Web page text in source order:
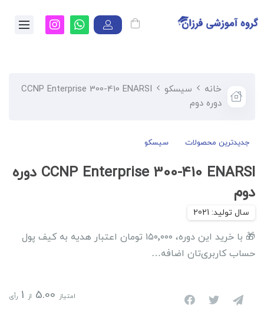
خانه سیسکو
CCNP Enterprise 300-410 ENARSI
دوره دوم
جدیدترین محصولات سیسکو
CCNP Enterprise 300-410 ENARSI دوره
دوم
🎁 با خرید این دوره، ۱۵۰٬۰۰۰ تومان اعتبار هدیه به کیف پول
حساب کاربری‌تان اضافه…
امتیاز 5.00 از 1 رأی